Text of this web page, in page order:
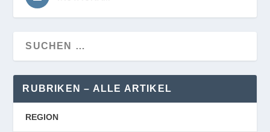
RUBRIKEN – ALLE ARTIKEL
REGION